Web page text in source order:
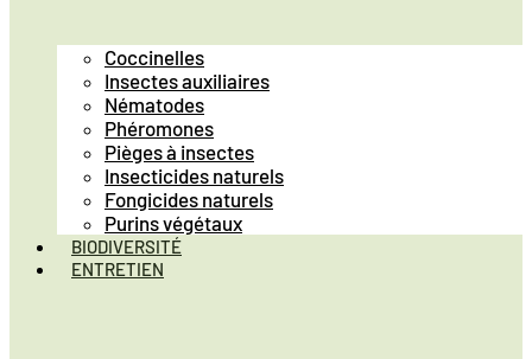
Coccinelles
Insectes auxiliaires
Nématodes
Phéromones
Pièges à insectes
Insecticides naturels
Fongicides naturels
Purins végétaux
BIODIVERSITÉ
ENTRETIEN